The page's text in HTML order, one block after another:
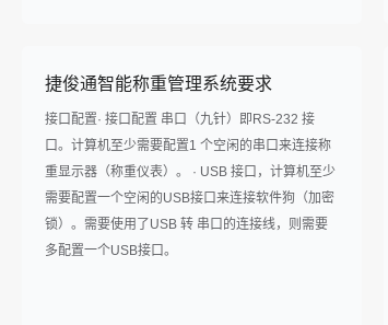
捷俊通智能称重管理系统要求
接口配置· 接口配置 串口（九针）即RS-232 接
口。计算机至少需要配置1 个空闲的串口来连接称
重显示器（称重仪表）。 · USB 接口，计算机至少
需要配置一个空闲的USB接口来连接软件狗（加密
锁）。需要使用了USB 转 串口的连接线，则需要
多配置一个USB接口。